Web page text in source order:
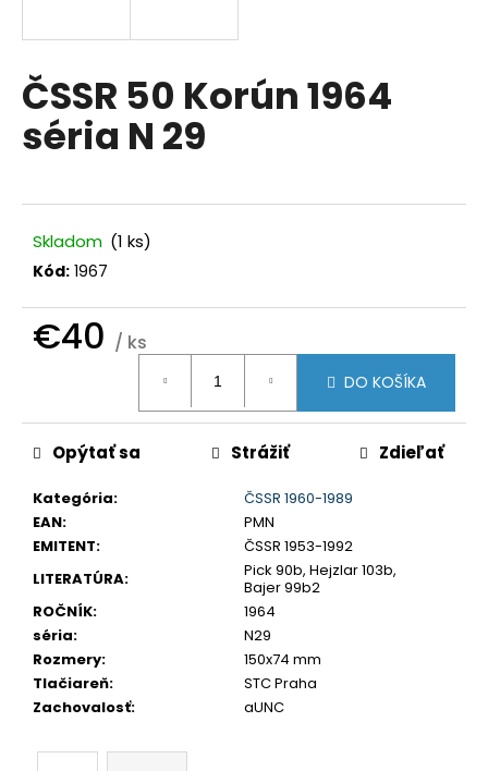
ČSSR 50 Korún 1964
séria N 29
Skladom (1 ks)
Kód: 1967
€40 / ks
DO KOŠÍKA
Kategória:
ČSSR 1960-1989
EAN:
PMN
EMITENT:
ČSSR 1953-1992
LITERATÚRA:
Pick 90b, Hejzlar 103b,
Bajer 99b2
ROČNÍK:
1964
séria:
N29
Rozmery:
150x74 mm
Tlačiareň:
STC Praha
Zachovalosť: aUNC
Opýtať sa Strážiť Zdieľať
s
ť
?
o
č
a
m
e
JOZEF
GRAJCIAR
1769
EVM-